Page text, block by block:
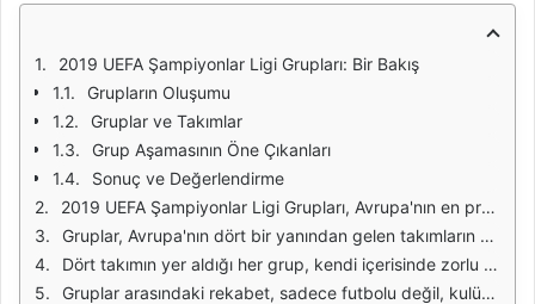
2019 UEFA Şampiyonlar Ligi Grupları: Bir Bakış
Grupların Oluşumu
Gruplar ve Takımlar
Grup Aşamasının Öne Çıkanları
Sonuç ve Değerlendirme
2019 UEFA Şampiyonlar Ligi Grupları, Avrupa'nın en prestijli kulüp futbol organizasyonlarından biri olarak, her sezon takımların en iyi performanslarını sergileyebilmek için yarıştığı bir platformdur. 2019 yılı, bu organizasyonun zengin tarihine bir başka unutulmaz sezon ekledi. 32 takım, 8 grup halinde mücadele etti ve bu gruplarda yer alan takımların her biri, bir üst tura çıkmak için elinden geleni yaptı. Bu gruplarda sadece futbol yetenekleri değil, aynı zamanda strateji ve takım ruhu da önemli bir rol oynadı.
Gruplar, Avrupa'nın dört bir yanından gelen takımların bir araya gelmesiyle oluşturuldu. Bu takımlar, futbolseverlerin ilgisini çeken farklı liglerden ve geçmişteki başarılarından gelen bir kombinasyon oluşturdu. Gruplardaki mücadeleler, hem saha içinde hem de saha dışında büyük bir heyecan yarattı. Takımlar, gruplarını geçmek için her maçı ciddiyetle oynadı ve turnuvanın ilerleyen aşamalarında daha fazla başarı elde etmek için mücadele etti.
Dört takımın yer aldığı her grup, kendi içerisinde zorlu bir rekabet ortamı sağladı. Bazı gruplarda, favori takımların yanı sıra sürpriz ekiplerin de bulunması, her maçı tahmin edilemez hale getirdi. Takımlar, hem kendi liglerindeki form durumlarını hem de Avrupa sahnesindeki performanslarını sergilemek için büyük bir gayret gösterdi. Bu durum, izleyicilere unutulmaz anlar ve heyecan dolu maçlar sundu.
Gruplar arasındaki rekabet, sadece futbolu değil, kulüplerin tarihini ve taraftar kültürünü de ön plana çıkardı. Bazı takımlar, UEFA Şampiyonlar Ligi tarihindeki başarılarıyla bilinirken, diğerleri Avrupa sahnesinde kendilerini kanıtlamak için fırsat bekliyordu. Bu durum, her maçta bir hikaye ve bir mücadele oluşturdu. Takımların geçmişleri ve hedefleri, maçların atmosferini daha da yoğunlaştırdı.